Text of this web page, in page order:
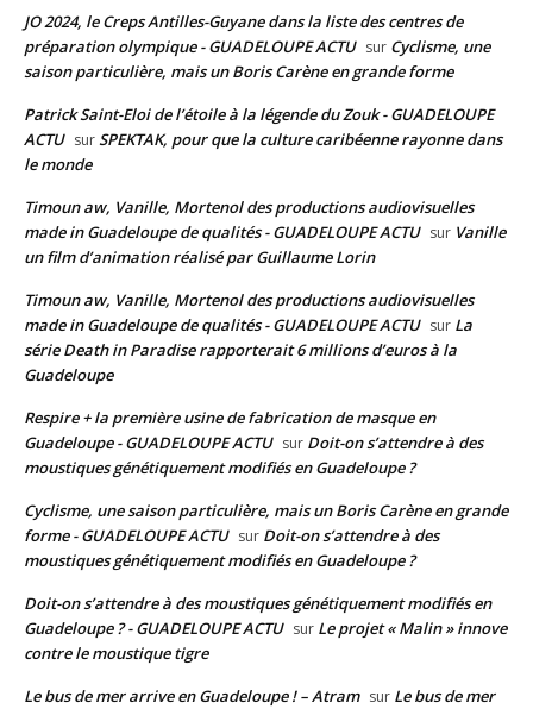
JO 2024, le Creps Antilles-Guyane dans la liste des centres de
préparation olympique - GUADELOUPE ACTU sur Cyclisme, une
saison particulière, mais un Boris Carène en grande forme
Patrick Saint-Eloi de l’étoile à la légende du Zouk - GUADELOUPE
ACTU surSPEKTAK, pour que la culture caribéenne rayonne dans
le monde
Timoun aw, Vanille, Mortenol des productions audiovisuelles
made in Guadeloupe de qualités - GUADELOUPE ACTU sur Vanille
un film d’animation réalisé par Guillaume Lorin
Timoun aw, Vanille, Mortenol des productions audiovisuelles
made in Guadeloupe de qualités - GUADELOUPE ACTU sur La
série Death in Paradise rapporterait 6 millions d’euros à la
Guadeloupe
Respire + la première usine de fabrication de masque en
Guadeloupe - GUADELOUPE ACTU sur Doit-on s’attendre à des
moustiques génétiquement modifiés en Guadeloupe ?
Cyclisme, une saison particulière, mais un Boris Carène en grande
forme - GUADELOUPE ACTU sur Doit-on s’attendre à des
moustiques génétiquement modifiés en Guadeloupe ?
Doit-on s’attendre à des moustiques génétiquement modifiés en
Guadeloupe ? - GUADELOUPE ACTU sur Le projet « Malin » innove
contre le moustique tigre
Le bus de mer arrive en Guadeloupe ! – Atram sur Le bus de mer